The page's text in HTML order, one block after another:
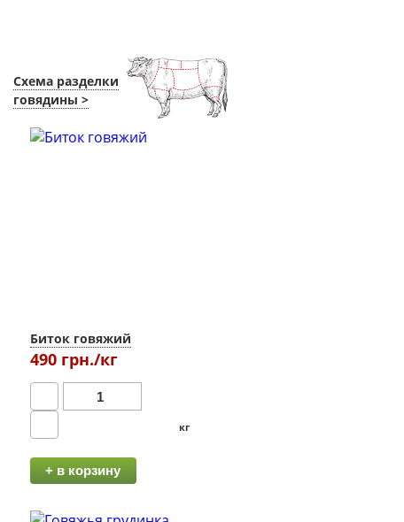
Схема разделки
говядины >
Биток говяжий
490 грн./кг
кг